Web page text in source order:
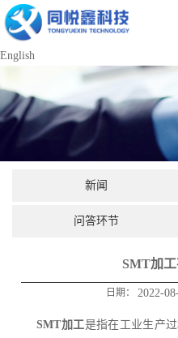
English
新闻
问答环节
SMT加
日期： 2022-
SMT加工是指在工业生产